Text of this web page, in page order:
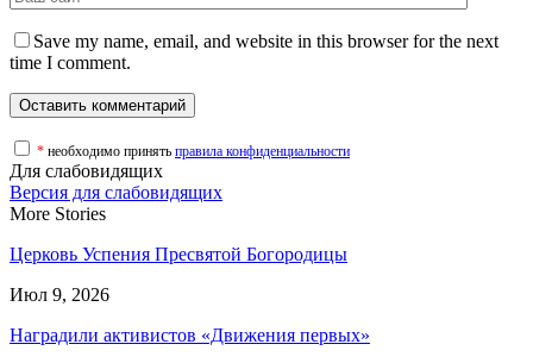
Save my name, email, and website in this browser for the next
time I comment.
* необходимо принять правила конфиденциальности
Для слабовидящих
Версия для слабовидящих
More Stories
Церковь Успения Пресвятой Богородицы
Июл 9, 2026
Наградили активистов «Движения первых»